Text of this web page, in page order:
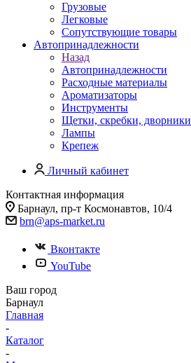
Грузовые
Легковые
Сопутствующие товары
Автопринадлежности
Назад
Автопринадлежности
Расходные материалы
Ароматизаторы
Инструменты
Щетки, скребки, дворники
Лампы
Крепеж
Личный кабинет
Контактная информация
Барнаул, пр-т Космонавтов, 10/4
brn@aps-market.ru
Вконтакте
YouTube
Ваш город
Барнаул
Главная
-
Каталог
-